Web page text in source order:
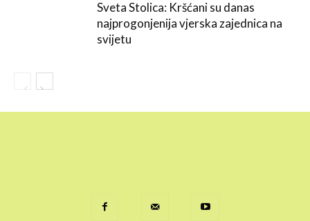
Sveta Stolica: Kršćani su danas
najprogonjenija vjerska zajednica na
svijetu